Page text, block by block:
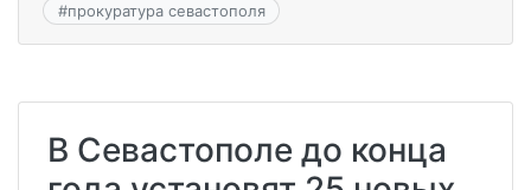
#прокуратура севастополя
В Севастополе до конца